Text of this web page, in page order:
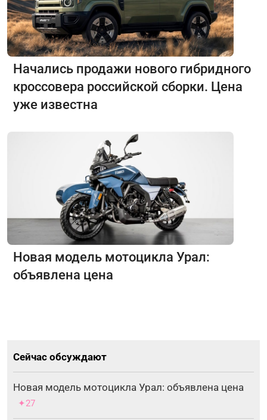
Начались продажи нового гибридного
кроссовера российской сборки. Цена
уже известна
Новая модель мотоцикла Урал:
объявлена цена
Сейчас обсуждают
Новая модель мотоцикла Урал: объявлена цена
✦27